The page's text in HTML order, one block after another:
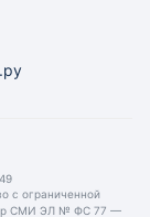
с ограниченной
СМИ ЭЛ № ФС 77 —